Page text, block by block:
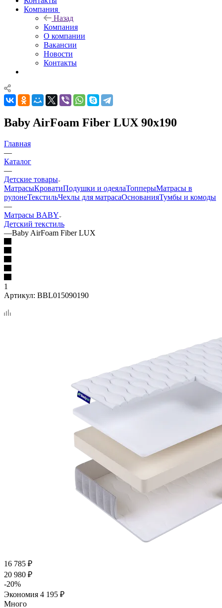
Компания
Назад
Компания
О компании
Вакансии
Новости
Контакты
Baby AirFoam Fiber LUX 90x190
Главная
—
Каталог
—
Детские товары
МатрасыКроватиПодушки и одеялаТопперыМатрасы в
рулонеТекстильЧехлы для матрасаОснованияТумбы и комоды
—
Матрасы BABY
Детский текстиль
—Baby AirFoam Fiber LUX
1
Артикул: BBL015090190
16 785 ₽
20 980 ₽
-20%
Экономия 4 195 ₽
Много